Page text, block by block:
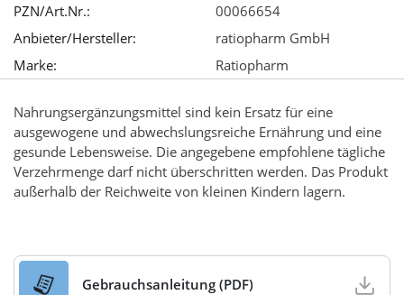
PZN/Art.Nr.:
00066654
Anbieter/Hersteller:
ratiopharm GmbH
Marke:
Ratiopharm
Nahrungsergänzungsmittel sind kein Ersatz für eine
ausgewogene und abwechslungsreiche Ernährung und eine
gesunde Lebensweise. Die angegebene empfohlene tägliche
Verzehrmenge darf nicht überschritten werden. Das Produkt
außerhalb der Reichweite von kleinen Kindern lagern.
Gebrauchsanleitung (PDF)